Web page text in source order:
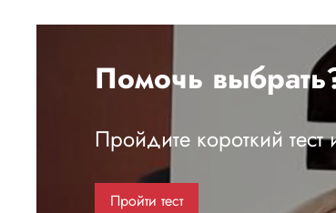
Помочь
Пройдите короткий
Пройти тест